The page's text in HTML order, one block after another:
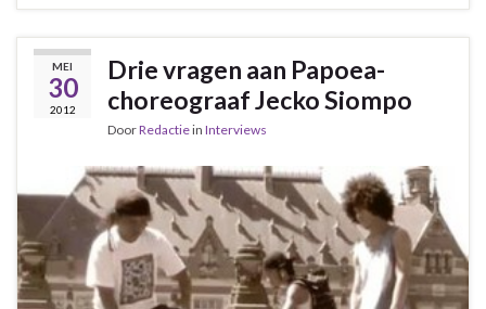
MEI
30
2012
Drie vragen aan Papoea-
choreograaf Jecko Siompo
DoorRedactiein Interviews